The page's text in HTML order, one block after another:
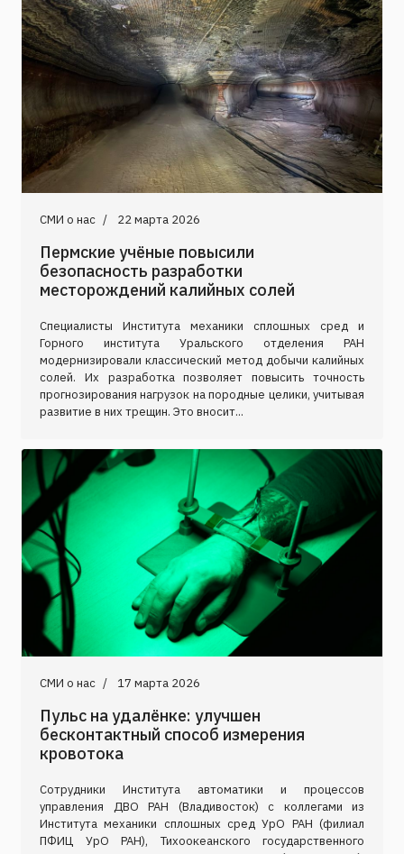
СМИ о нас 22 марта 2026
Пермские учёные повысили
безопасность разработки
месторождений калийных солей
Специалисты Института механики сплошных сред и
Горного института Уральского отделения РАН
модернизировали классический метод добычи калийных
солей. Их разработка позволяет повысить точность
прогнозирования нагрузок на породные целики, учитывая
развитие в них трещин. Это вносит...
СМИ о нас 17 марта 2026
Пульс на удалёнке: улучшен
бесконтактный способ измерения
кровотока
Сотрудники Института автоматики и процессов
управления ДВО РАН (Владивосток) с коллегами из
Института механики сплошных сред УрО РАН (филиал
ПФИЦ УрО РАН), Тихоокеанского государственного